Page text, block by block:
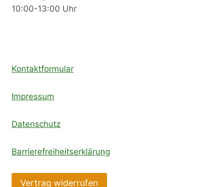
10:00-13:00 Uhr
Kontaktformular
Impressum
Datenschutz
Barrierefreiheitserklärung
Vertrag widerrufen